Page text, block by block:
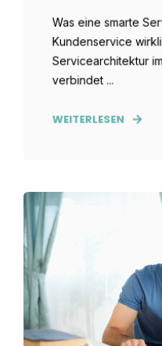
Was eine smarte
Kundenservice
Servicearchitektur
verbindet ...
WEITERLESEN